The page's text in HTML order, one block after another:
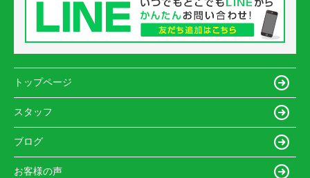
トップページ
スタッフ
ブログ
お客様の声